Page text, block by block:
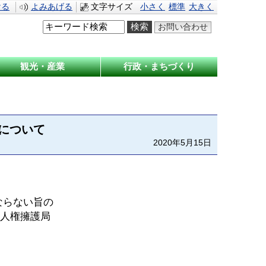
よみあげる 文字サイズ 小さく 標準 大きく
お問い合わせ
観光・産業 行政・まちづくり
ついて
2020年5月15日
ない旨の
権擁護局